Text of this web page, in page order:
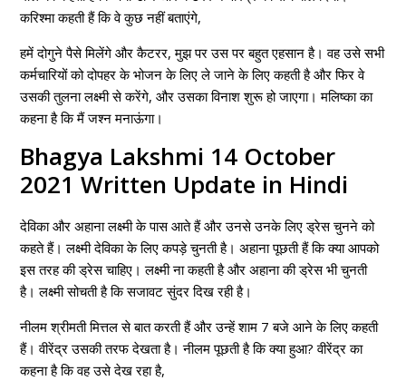
करिश्मा कहती हैं कि वे कुछ नहीं बताएंगे,
हमें दोगुने पैसे मिलेंगे और कैटरर, मुझ पर उस पर बहुत एहसान है। वह उसे सभी
कर्मचारियों को दोपहर के भोजन के लिए ले जाने के लिए कहती है और फिर वे
उसकी तुलना लक्ष्मी से करेंगे, और उसका विनाश शुरू हो जाएगा। मलिष्का का
कहना है कि मैं जश्न मनाऊंगा।
Bhagya Lakshmi 14 October
2021 Written Update in Hindi
देविका और अहाना लक्ष्मी के पास आते हैं और उनसे उनके लिए ड्रेस चुनने को
कहते हैं। लक्ष्मी देविका के लिए कपड़े चुनती है। अहाना पूछती हैं कि क्या आपको
इस तरह की ड्रेस चाहिए। लक्ष्मी ना कहती है और अहाना की ड्रेस भी चुनती
है। लक्ष्मी सोचती है कि सजावट सुंदर दिख रही है।
नीलम श्रीमती मित्तल से बात करती हैं और उन्हें शाम 7 बजे आने के लिए कहती
हैं। वीरेंद्र उसकी तरफ देखता है। नीलम पूछती है कि क्या हुआ? वीरेंद्र का
कहना है कि वह उसे देख रहा है,